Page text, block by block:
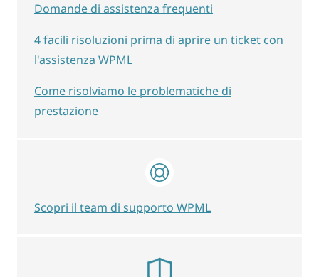
Domande di assistenza frequenti
4 facili risoluzioni prima di aprire un ticket con
l'assistenza WPML
Come risolviamo le problematiche di
prestazione
Scopri il team di supporto WPML